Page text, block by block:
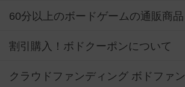
60分以上のボードゲームの通販商品
割引購入！ボドクーポンについて
クラウドファンディング ボドファン